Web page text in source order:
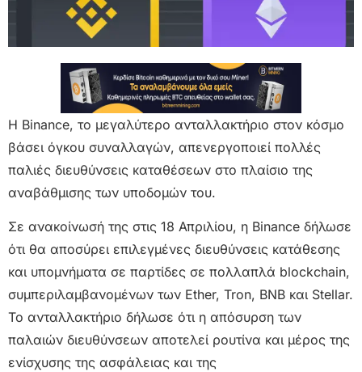
H Binance, το μεγαλύτερο ανταλλακτήριο στον κόσμο
βάσει όγκου συναλλαγών, απενεργοποιεί πολλές
παλιές διευθύνσεις καταθέσεων στο πλαίσιο της
αναβάθμισης των υποδομών του.
Σε ανακοίνωσή της στις 18 Απριλίου, η Binance δήλωσε
ότι θα αποσύρει επιλεγμένες διευθύνσεις κατάθεσης
και υπομνήματα σε παρτίδες σε πολλαπλά blockchain,
συμπεριλαμβανομένων των Ether, Tron, BNB και Stellar.
Το ανταλλακτήριο δήλωσε ότι η απόσυρση των
παλαιών διευθύνσεων αποτελεί ρουτίνα και μέρος της
ενίσχυσης της ασφάλειας και της